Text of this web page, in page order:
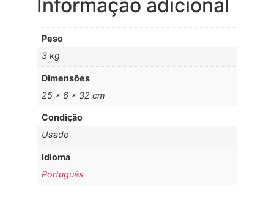
Informação adicional
Peso
3 kg
Dimensões
25 × 6 × 32 cm
Condição
Usado
Idioma
Português